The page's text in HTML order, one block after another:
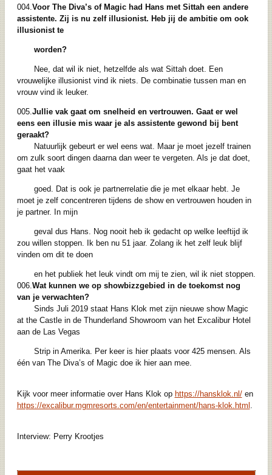
004.Voor The Diva’s of Magic had Hans met Sittah een andere
assistente. Zij is nu zelf illusionist. Heb jij de ambitie om ook
illusionist te
worden?
Nee, dat wil ik niet, hetzelfde als wat Sittah doet. Een
vrouwelijke illusionist vind ik niets. De combinatie tussen man en
vrouw vind ik leuker.
005.Jullie vak gaat om snelheid en vertrouwen. Gaat er wel
eens een illusie mis waar je als assistente gewond bij bent
geraakt?
Natuurlijk gebeurt er wel eens wat. Maar je moet jezelf trainen
om zulk soort dingen daarna dan weer te vergeten. Als je dat doet,
gaat het vaak
goed. Dat is ook je partnerrelatie die je met elkaar hebt. Je
moet je zelf concentreren tijdens de show en vertrouwen houden in
je partner. In mijn
geval dus Hans. Nog nooit heb ik gedacht op welke leeftijd ik
zou willen stoppen. Ik ben nu 51 jaar. Zolang ik het zelf leuk blijf
vinden om dit te doen
en het publiek het leuk vindt om mij te zien, wil ik niet stoppen.
006.Wat kunnen we op showbizzgebied in de toekomst nog
van je verwachten?
Sinds Juli 2019 staat Hans Klok met zijn nieuwe show Magic
at the Castle in de Thunderland Showroom van het Excalibur Hotel
aan de Las Vegas
Strip in Amerika. Per keer is hier plaats voor 425 mensen. Als
één van The Diva’s of Magic doe ik hier aan mee.
Kijk voor meer informatie over Hans Klok op https://hansklok.nl/en
https://excalibur.mgmresorts.com/en/entertainment/hans-klok.html .
Interview: Perry Krootjes